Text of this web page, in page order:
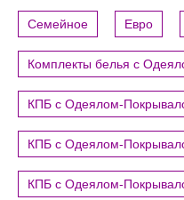
Семейное Евро
Комплекты белья с
КПБ с Одеялом-
КПБ с Одеялом-
КПБ с Одеялом-